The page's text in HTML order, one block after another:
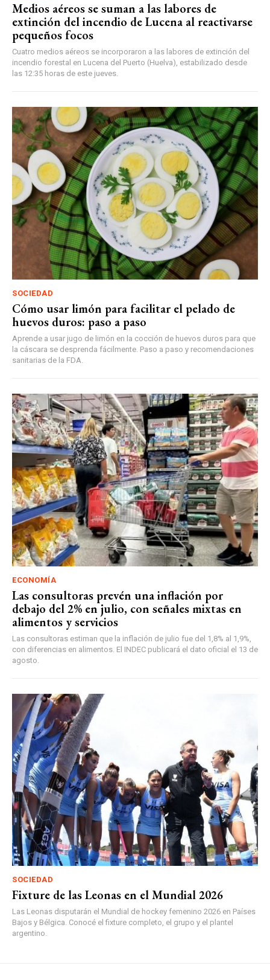
Medios aéreos se suman a las labores de
extinción del incendio de Lucena al reactivarse
pequeños focos
Cuatro medios aéreos se incorporaron a las labores de extinción del
incendio forestal en Lucena del Puerto (Huelva), estabilizado desde
las 12:35 horas de este jueves.
SOCIEDAD
Cómo usar limón para facilitar el pelado de
huevos duros: paso a paso
Aprende a usar jugo de limón en la cocción de huevos duros para que
la cáscara se desprenda fácilmente. Paso a paso y recomendaciones
sanitarias de la FDA.
ECONOMÍA
Las consultoras prevén una inflación por
debajo del 2% en julio, con señales mixtas en
alimentos y servicios
Las consultoras estiman que la inflación de julio fue del 1,8% al 1,9%,
con diferencias en alimentos. El INDEC publicará el dato oficial el 13 de
agosto.
SOCIEDAD
Fixture de las Leonas en el Mundial 2026
Las Leonas disputarán el Mundial de hockey femenino 2026 en Países
Bajos y Bélgica. Conocé el fixture completo, el grupo y el plantel
argentino.